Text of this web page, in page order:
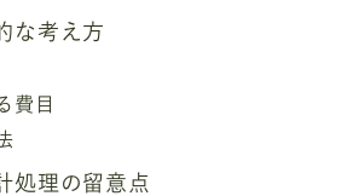
な考え方
費目
処理の留意点